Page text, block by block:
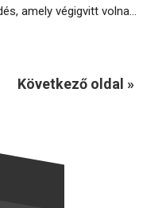
amely végigvitt volna...
Következő oldal »